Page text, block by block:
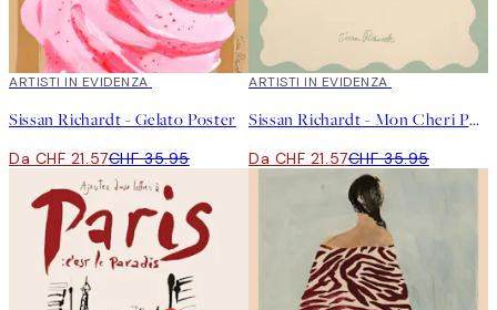
40%*
ARTISTI IN EVIDENZA
Sissan Richardt - Gelato Poster
Da CHF 21.57CHF 35.95
40%*
ARTISTI IN EVIDENZA
Sissan Richardt - Mon Cheri Poster
Da CHF 21.57CHF 35.95